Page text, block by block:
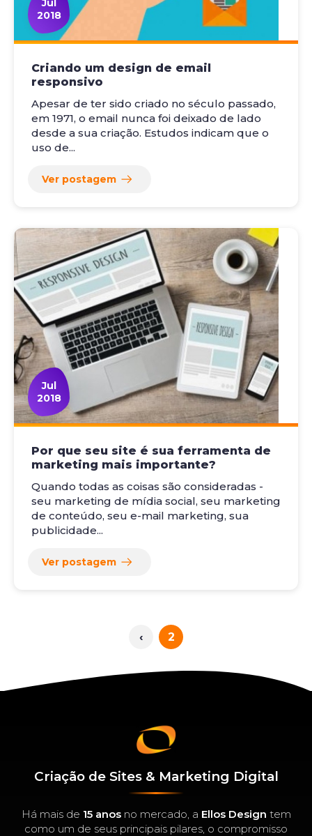
Jul
2018
Criando um design de email
responsivo
Apesar de ter sido criado no século passado,
em 1971, o email nunca foi deixado de lado
desde a sua criação. Estudos indicam que o
uso de...
Ver postagem
Jul
2018
Por que seu site é sua ferramenta de
marketing mais importante?
Quando todas as coisas são consideradas -
seu marketing de mídia social, seu marketing
de conteúdo, seu e-mail marketing, sua
publicidade...
Ver postagem
‹ 2(current)
Criação de Sites & Marketing Digital
Há mais de 15 anosno mercado, a Ellos Design tem
como um de seus principais pilares, o compromisso